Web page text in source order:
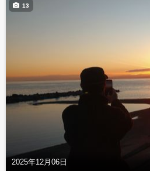
2025年12月06日
13